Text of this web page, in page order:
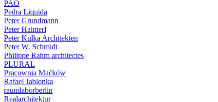
PAO
Pedra Liquida
Peter Grundmann
Peter Haimerl
Peter Kulka Architekten
Peter W. Schmidt
Philippe Rahm architectes
PLURAL
Pracownia Maćków
Rafael Jablonka
raumlaborberlin
Realarchitektur